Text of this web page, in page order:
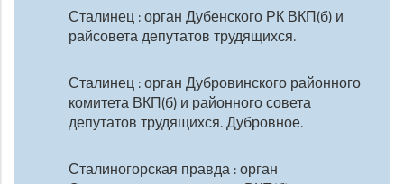
Сталинец : орган Дубенского РК ВКП(б) и
райсовета депутатов трудящихся.
Сталинец : орган Дубровинского районного
комитета ВКП(б) и районного совета
депутатов трудящихся. Дубровное.
Сталиногорская правда : орган